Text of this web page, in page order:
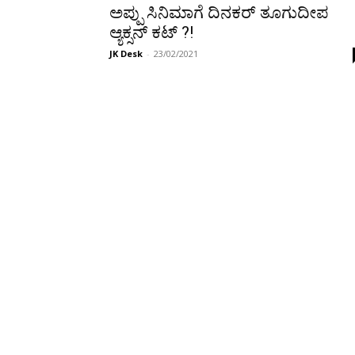
ಅಪ್ಪು ಸಿನಿಮಾಗೆ ದಿನಕರ್ ತೂಗುದೀಪ
ಆ್ಯಕ್ಸನ್ ಕಟ್ ?!
JK Desk - 23/02/2021